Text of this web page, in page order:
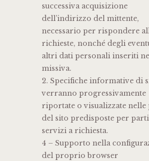
successiva acquisizione
dell’indirizzo del mittente,
necessario per rispondere
richieste, nonché degli
altri dati personali inseriti
missiva.
2. Specifiche informative di
verranno progressivamente
riportate o visualizzate nelle
del sito predisposte per
servizi a richiesta.
4 – Supporto nella
del proprio browser